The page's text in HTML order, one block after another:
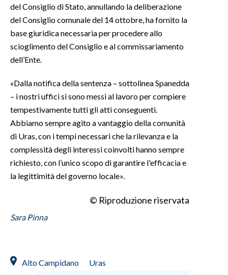
del Consiglio di Stato, annullando la deliberazione
del Consiglio comunale del 14 ottobre, ha fornito la
base giuridica necessaria per procedere allo
scioglimento del Consiglio e al commissariamento
dell’Ente.
«Dalla notifica della sentenza – sottolinea Spanedda
– i nostri uffici si sono messi al lavoro per compiere
tempestivamente tutti gli atti conseguenti.
Abbiamo sempre agito a vantaggio della comunità
di Uras, con i tempi necessari che la rilevanza e la
complessità degli interessi coinvolti hanno sempre
richiesto, con l’unico scopo di garantire l'efficacia e
la legittimità del governo locale».
© Riproduzione riservata
Sara Pinna
Alto Campidano Uras